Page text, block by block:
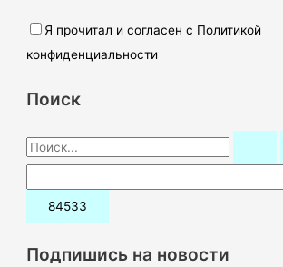
Я прочитал и согласен с Политикой
конфиденциальности
Поиск
П
о
и
:Подпишись на новости